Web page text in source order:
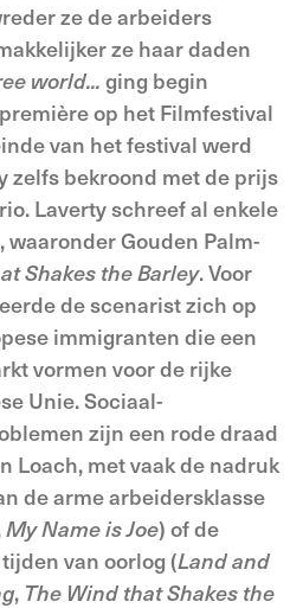
ze de arbeiders
ze haar daden
world... ging begin
op het Filmfestival
van het festival werd
zelfs bekroond met de prijs
Laverty schreef al enkele
waaronder Gouden Palm-
Shakes the Barley. Voor
de scenarist zich op
immigranten die een
vormen voor de rijke
Unie. Sociaal-
zijn een rode draad
Loach, met vaak de nadruk
de arme arbeidersklasse
My Name is Joe) of de
van oorlog (Land and
, The Wind that Shakes the